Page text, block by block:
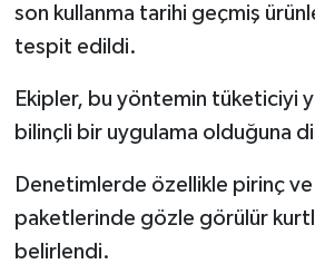
son kullanma tarihi geçmiş
tespit edildi.
Ekipler, bu yöntemin tüketiciyi
bilinçli bir uygulama olduğuna
Denetimlerde özellikle pirinç
paketlerinde gözle görülür
belirlendi.
Yaşam